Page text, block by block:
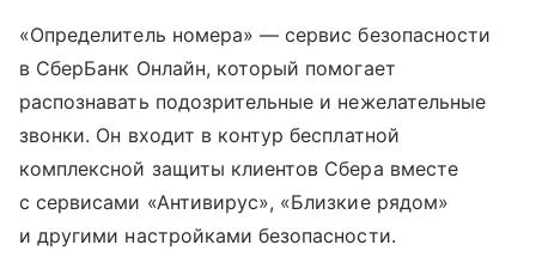
«Определитель номера» — сервис безопасности
в СберБанк Онлайн, который помогает
распознавать подозрительные и нежелательные
звонки. Он входит в контур бесплатной
комплексной защиты клиентов Сбера вместе
с сервисами «Антивирус», «Близкие рядом»
и другими настройками безопасности.